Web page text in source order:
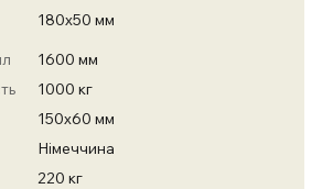
180х50 мм
1600 мм
1000 кг
150х60 мм
Німеччина
220 кг